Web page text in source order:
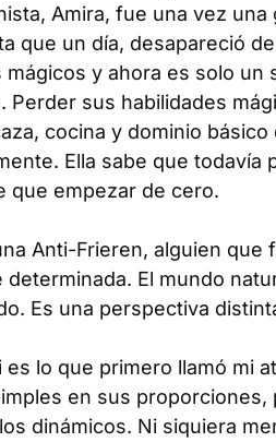
Amira, fue una vez
que un día, desapareció
y ahora es solo un
Perder sus habilidades
cocina y dominio
Ella sabe que todavía
que empezar de cero.
Anti-Frieren, alguien
El mundo
Es una perspectiva
lo que primero llamó mi
en sus proporciones,
dinámicos. Ni siquiera